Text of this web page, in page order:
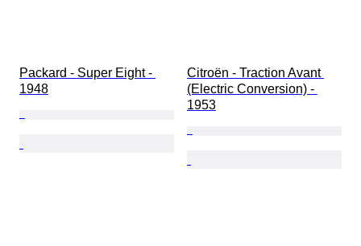
Packard - Super Eight -
1948
Citroën - Traction Avant
(Electric Conversion) -
1953